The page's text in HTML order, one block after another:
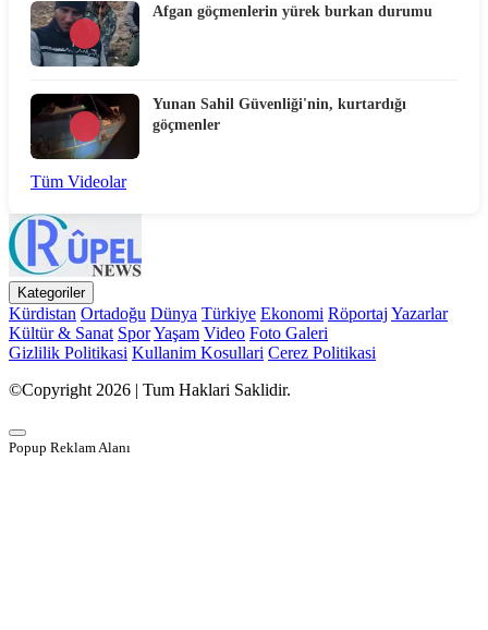
Afgan göçmenlerin yürek burkan durumu
Yunan Sahil Güvenliği'nin, kurtardığı
göçmenler
Tüm Videolar
Kategoriler
Kürdistan Ortadoğu Dünya Türkiye Ekonomi Röportaj Yazarlar
Kültür & Sanat SporYaşam Video Foto Galeri
Gizlilik Politikasi Kullanim Kosullari Cerez Politikasi
©Copyright 2026 | Tum Haklari Saklidir.
Popup Reklam Alanı